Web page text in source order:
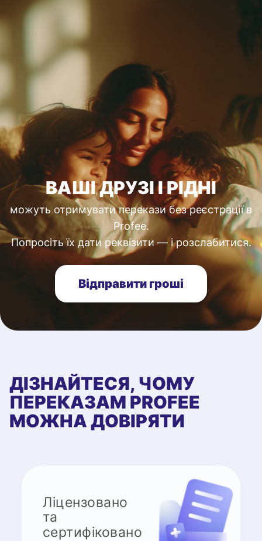
ВАШІ ДРУЗІ І РІДНІ
можуть отримувати перекази без реєстрації в
Profee.
Попросіть їх дати реквізити — і розслабитися.
Відправити гроші
ДІЗНАЙТЕСЯ, ЧОМУ
ПЕРЕКАЗАМ PROFEE
МОЖНА ДОВІРЯТИ
Ліцензовано
та
сертифіковано